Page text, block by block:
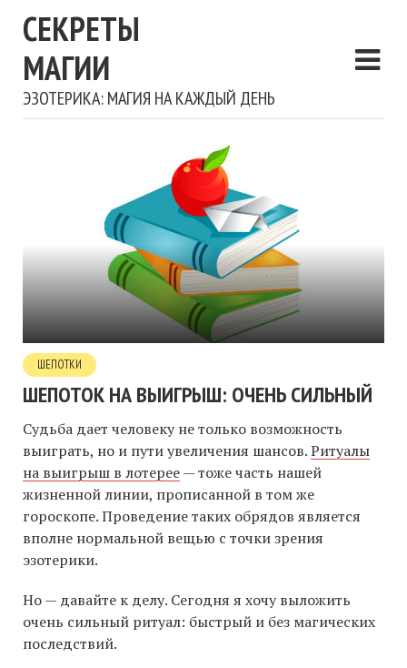
СЕКРЕТЫ
МАГИИ
ЭЗОТЕРИКА: МАГИЯ НА КАЖДЫЙ ДЕНЬ
ШЕПОТКИ
ШЕПОТОК НА ВЫИГРЫШ: ОЧЕНЬ СИЛЬНЫЙ
Судьба дает человеку не только возможность
выиграть, но и пути увеличения шансов.Ритуалы
на выигрыш в лотерее— тоже часть нашей
жизненной линии, прописанной в том же
гороскопе. Проведение таких обрядов является
вполне нормальной вещью с точки зрения
эзотерики.
Но — давайте к делу. Сегодня я хочу выложить
очень сильный ритуал: быстрый и без магических
последствий.